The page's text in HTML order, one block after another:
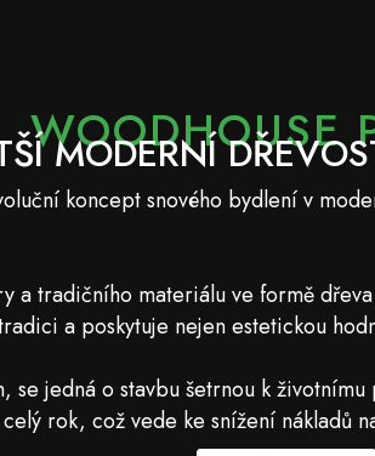
WOODHOUSE
MODERNÍ
koncept snového bydlení v
a tradičního materiálu ve formě
a poskytuje nejen estetickou
se jedná o stavbu šetrnou k
rok, což vede ke snížení nákladů